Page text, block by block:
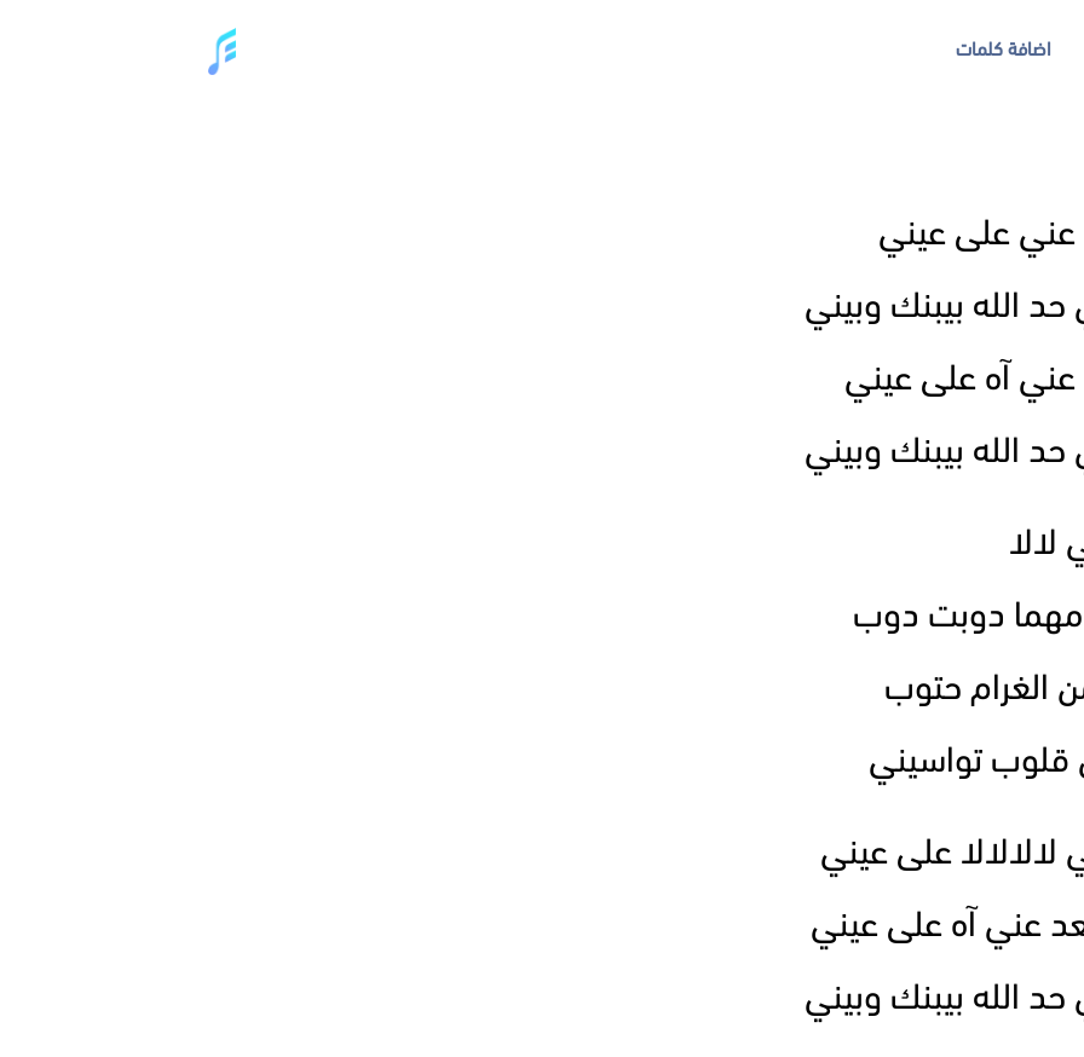
اضافة كلمات
عني على عيني
الله بيبنك وبيني
عني آه على عيني
الله بيبنك وبيني
لالا
مهما دوبت دوب
الغرام حتوب
تواسيني
لالالالا على عيني
عني آه على عيني
الله بيبنك وبيني